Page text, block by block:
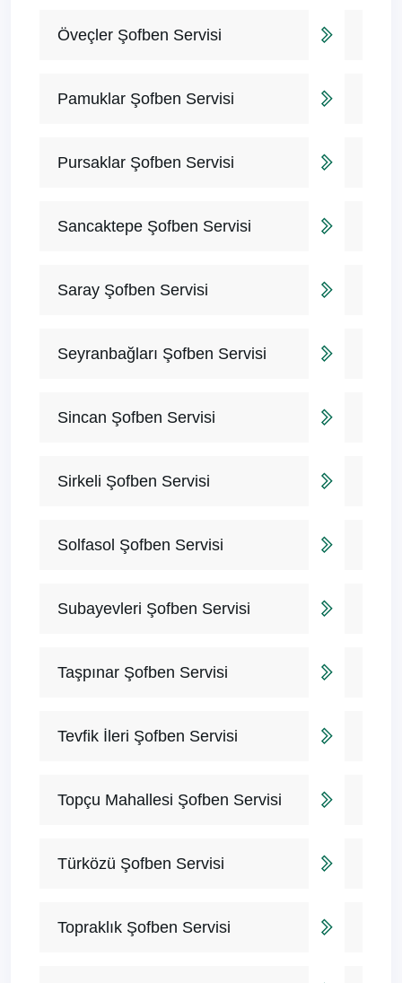
Öveçler Şofben Servisi
Pamuklar Şofben Servisi
Pursaklar Şofben Servisi
Sancaktepe Şofben Servisi
Saray Şofben Servisi
Seyranbağları Şofben Servisi
Sincan Şofben Servisi
Sirkeli Şofben Servisi
Solfasol Şofben Servisi
Subayevleri Şofben Servisi
Taşpınar Şofben Servisi
Tevfik İleri Şofben Servisi
Topçu Mahallesi Şofben Servisi
Türközü Şofben Servisi
Topraklık Şofben Servisi